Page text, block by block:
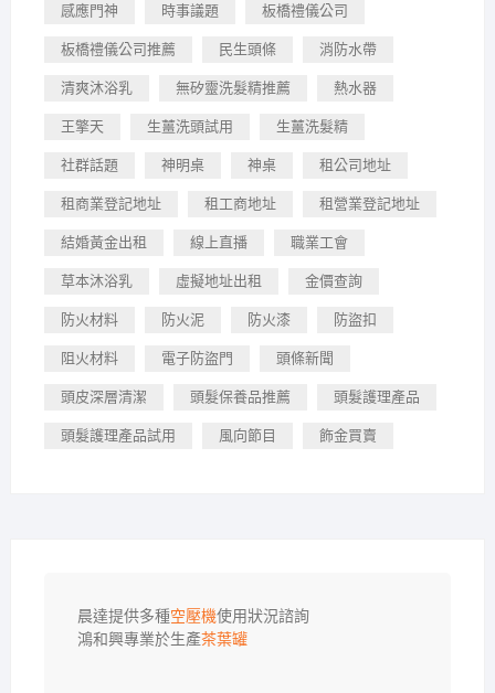
感應門神 時事議題 板橋禮儀公司
板橋禮儀公司推薦 民生頭條 消防水帶
清爽沐浴乳 無矽靈洗髮精推薦 熱水器
王擎天 生薑洗頭試用 生薑洗髮精
社群話題 神明桌 神桌 租公司地址
租商業登記地址 租工商地址 租營業登記地址
結婚黃金出租 線上直播 職業工會
草本沐浴乳 虛擬地址出租 金價查詢
防火材料 防火泥 防火漆 防盜扣
阻火材料 電子防盜門 頭條新聞
頭皮深層清潔 頭髮保養品推薦 頭髮護理產品
頭髮護理產品試用 風向節目 飾金買賣
晨達提供多種空壓機使用狀況諮詢
鴻和興專業於生產茶葉罐